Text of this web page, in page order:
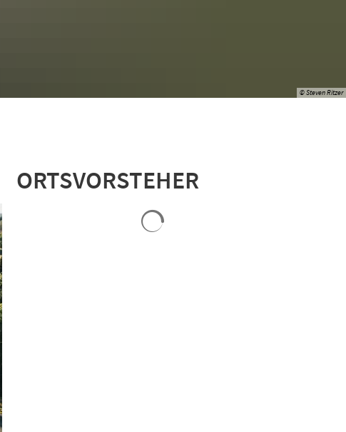
© Steven Ritzer
ORTSVORSTEHER